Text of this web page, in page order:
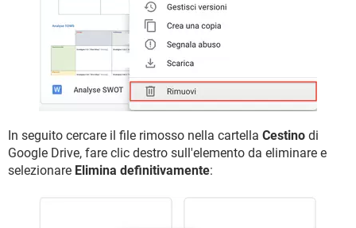
In seguito cercare il file rimosso nella cartella Cestino di
Google Drive, fare clic destro sull'elemento da eliminare e
selezionare Elimina definitivamente: